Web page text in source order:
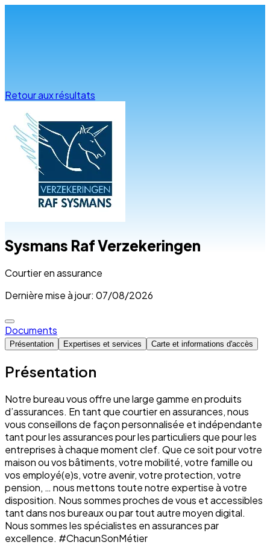
Retour aux résultats
Sysmans Raf Verzekeringen
Courtier en assurance
Dernière mise à jour: 07/08/2026
Documents
Présentation Expertises et services Carte et informations d'accès
Présentation
Notre bureau vous offre une large gamme en produits
d’assurances. En tant que courtier en assurances, nous
vous conseillons de façon personnalisée et indépendante
tant pour les assurances pour les particuliers que pour les
entreprises à chaque moment clef. Que ce soit pour votre
maison ou vos bâtiments, votre mobilité, votre famille ou
vos employé(e)s, votre avenir, votre protection, votre
pension, … nous mettons toute notre expertise à votre
disposition. Nous sommes proches de vous et accessibles
tant dans nos bureaux ou par tout autre moyen digital.
Nous sommes les spécialistes en assurances par
excellence. #ChacunSonMétier